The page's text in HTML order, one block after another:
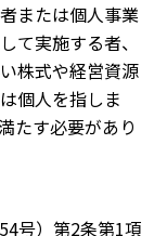
または個人事業
て実施する者、
株式や経営資源
個人を指しま
たす必要があり
号）第2条第1項